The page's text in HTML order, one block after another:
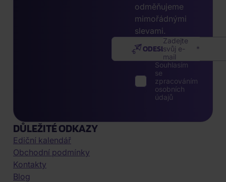
odměňujeme
mimořádnými
slevami.
Zadejte
svůj e-
mail
ODESLAT
Souhlasím
se
zpracováním
osobních
údajů
DŮLEŽITÉ ODKAZY
Ediční kalendář
Obchodní podmínky
Kontakty
Blog